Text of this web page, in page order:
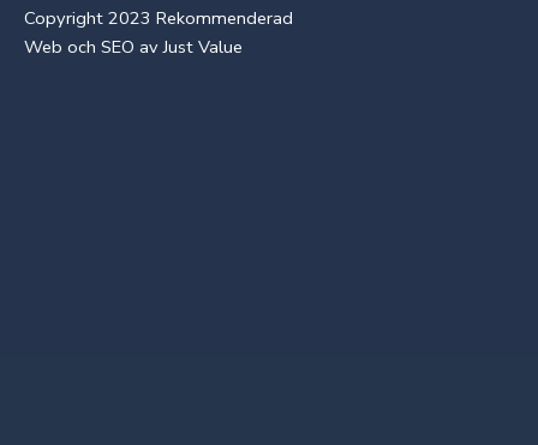
Copyright 2023 Rekommenderad
Web och SEO av Just Value